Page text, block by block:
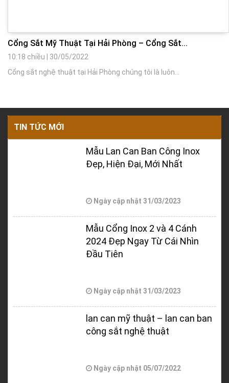
Cổng Sắt Mỹ Thuật Tại Hải Phòng – Cổng Sắt...
10:18 chiều
30/05/2022
Cổng sắt nghệ thuật tại Hải Phòng chúng tôi là luôn...
TIN TỨC MỚI
Mẫu Lan Can Ban Công Inox
Đẹp, Hiện Đại, Mới Nhất
Ngày cập nhật 31/03/2023
Mẫu Cổng Inox 2 và 4 Cánh
2024 Đẹp Ngay Từ Cái Nhìn
Đầu Tiên
Ngày cập nhật 31/03/2023
lan can mỹ thuật – lan can ban
công sắt nghệ thuật
Ngày cập nhật 05/07/2022